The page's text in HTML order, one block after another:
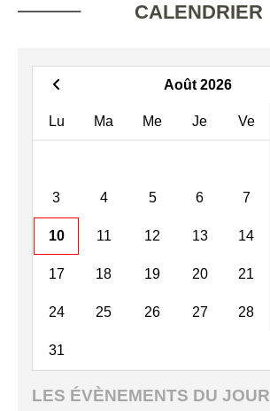
CALENDRIER
Août 2026
Lu Ma Me Je Ve
3 4 5 6 7
10 11 12 13 14
17 18 19 20 21
24 25 26 27 28
31
LES ÉVÈNEMENTS DU JOUR